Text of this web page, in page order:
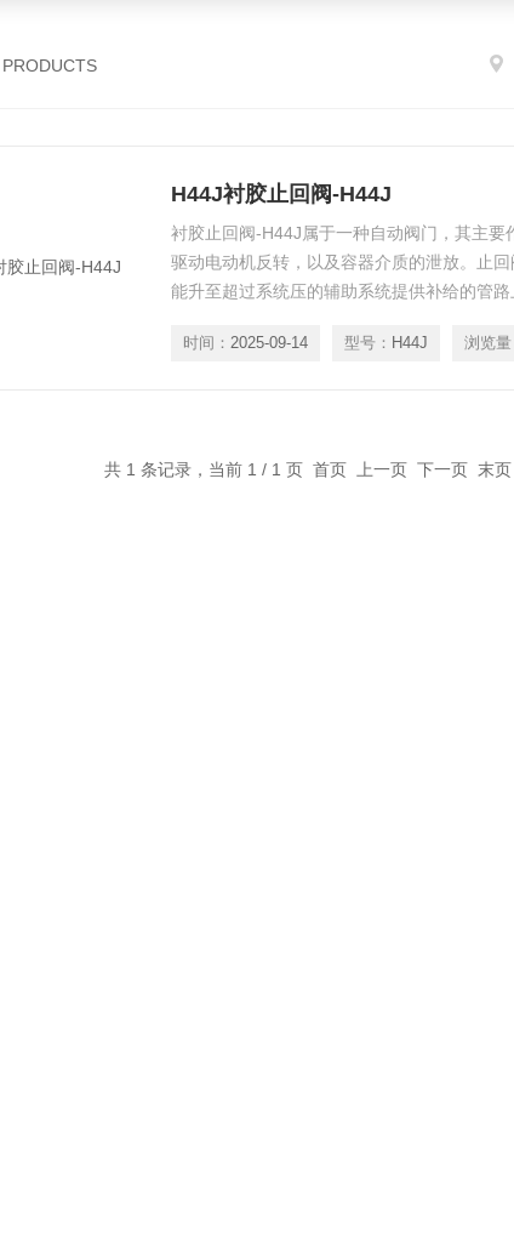
H44J衬胶止回阀-H44J
衬胶止回阀-H44J属于一种自动阀门，其主要
驱动电动机反转，以及容器介质的泄放。止
能升至超过系统压的辅助系统提供补给的管路
时间： 2025-09-14 型号： H44J 浏览量
共 1 条记录，当前 1 / 1 页 首页 上一页 下一页 末